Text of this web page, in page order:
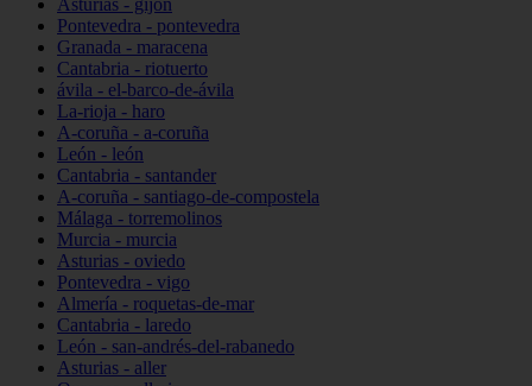
Asturias - gijón
Pontevedra - pontevedra
Granada - maracena
Cantabria - riotuerto
ávila - el-barco-de-ávila
La-rioja - haro
A-coruña - a-coruña
León - león
Cantabria - santander
A-coruña - santiago-de-compostela
Málaga - torremolinos
Murcia - murcia
Asturias - oviedo
Pontevedra - vigo
Almería - roquetas-de-mar
Cantabria - laredo
León - san-andrés-del-rabanedo
Asturias - aller